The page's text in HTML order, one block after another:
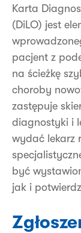
Karta
(DiLO) jest
pacjent z
na ścieżkę
choroby
zastępuje
diagnostyki i
wydać lekarz
być
jak i